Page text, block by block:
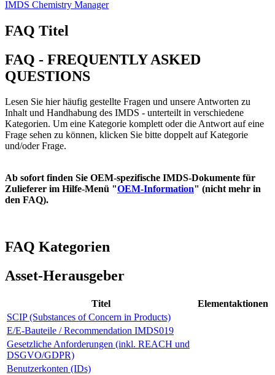
IMDS Chemistry Manager
FAQ Titel
FAQ - FREQUENTLY ASKED
QUESTIONS
Lesen Sie hier häufig gestellte Fragen und unsere Antworten zu
Inhalt und Handhabung des IMDS - unterteilt in verschiedene
Kategorien. Um eine Kategorie komplett oder die Antwort auf eine
Frage sehen zu können, klicken Sie bitte doppelt auf Kategorie
und/oder Frage.
Ab sofort finden Sie OEM-spezifische IMDS-Dokumente für
Zulieferer im Hilfe-Menü "OEM-Information" (nicht mehr in
den FAQ).
FAQ Kategorien
Asset-Herausgeber
Titel
Elementaktionen
SCIP (Substances of Concern in Products)
E/E-Bauteile / Recommendation IMDS019
Gesetzliche Anforderungen (inkl. REACH und
DSGVO/GDPR)
Benutzerkonten (IDs)